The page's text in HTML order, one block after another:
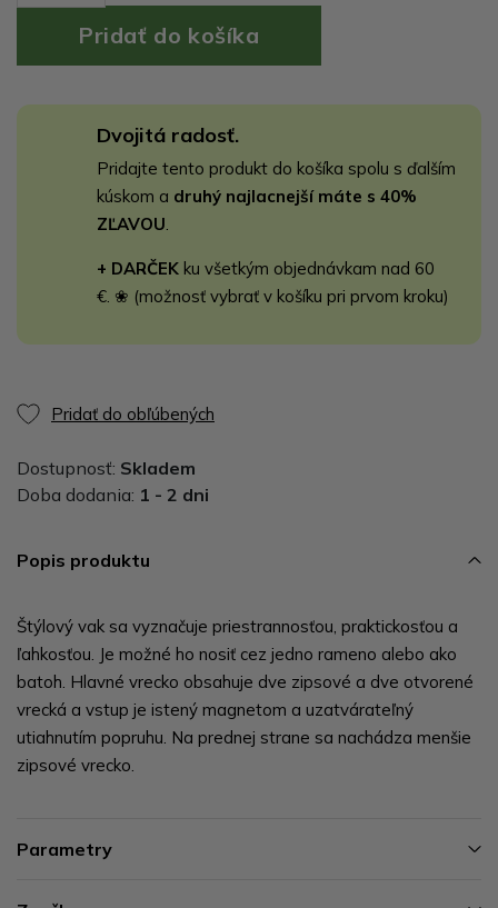
Dvojitá radosť.
Pridajte tento produkt do košíka spolu s ďalším
kúskom a druhý najlacnejší máte s 40%
ZĽAVOU
+ DARČEK ku všetkým objednávkam nad 60
€. ❀ (možnosť vybrať v košíku pri prvom kroku)
Pridať do obľúbených
Dostupnosť: Skladem
Doba dodania: 1 - 2 dni
Popis produktu
Štýlový vak sa vyznačuje priestrannosťou, praktickosťou a
ľahkosťou. Je možné ho nosiť cez jedno rameno alebo ako
batoh. Hlavné vrecko obsahuje dve zipsové a dve otvorené
vrecká a vstup je istený magnetom a uzatvárateľný
utiahnutím popruhu. Na prednej strane sa nachádza menšie
zipsové vrecko.
Parametry